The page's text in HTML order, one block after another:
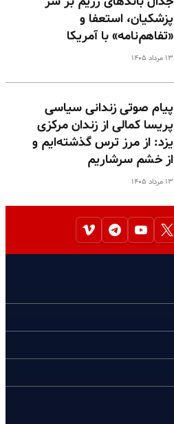
پزشکیان، استعفا و
«تفاهم‌نامه» با آمریکا
۱۳ مرداد ۱۴۰۵
پیام صوتی زندانی سیاسی
پریسا کمالی از زندان مرکزی
یزد: از مرز ترس گذشته‌ایم و
از خشم سرشاریم
۱۳ مرداد ۱۴۰۵